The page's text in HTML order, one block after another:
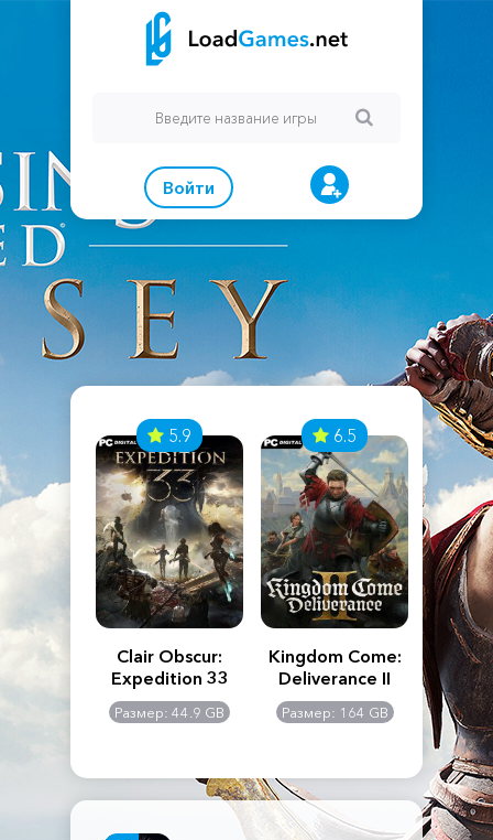
Войти
Creed
5.9
Clair Obscur:
Expedition 33
Размер: 44.9 GB
6.5
Kingdom Come:
Deliverance II
Размер: 164 GB
The